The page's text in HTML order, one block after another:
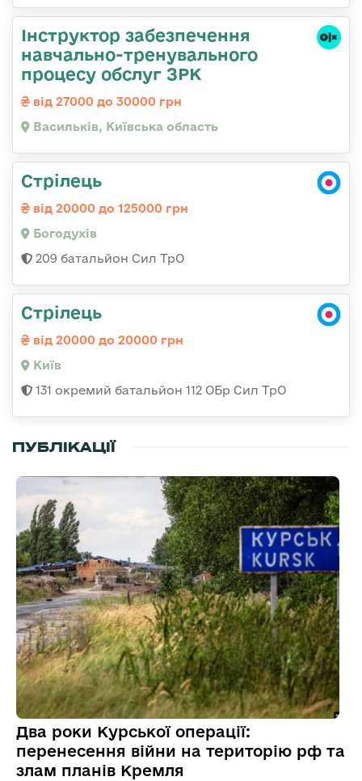
Інструктор забезпечення
навчально-тренувального
процесу обслуг ЗРК
від 27000 до 30000 грн
Васильків, Київська область
Стрілець
від 20000 до 125000 грн
Богодухів
209 батальйон Сил ТрО
Стрілець
від 20000 до 20000 грн
Київ
131 окремий батальйон 112 ОБр Сил ТрО
ПУБЛІКАЦІЇ
Два роки Курської операції:
перенесення війни на територію рф та
злам планів Кремля